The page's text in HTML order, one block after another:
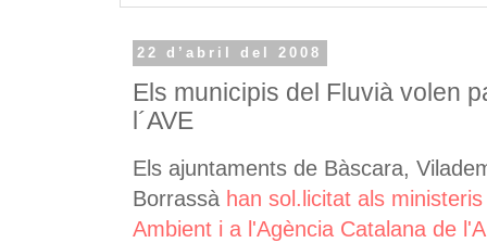
22 d’abril del 2008
Els municipis del Fluvià volen
l´AVE
Els ajuntaments de Bàscara,
Borrassà han sol.licitat als
Ambient i a l'Agència Catalana de